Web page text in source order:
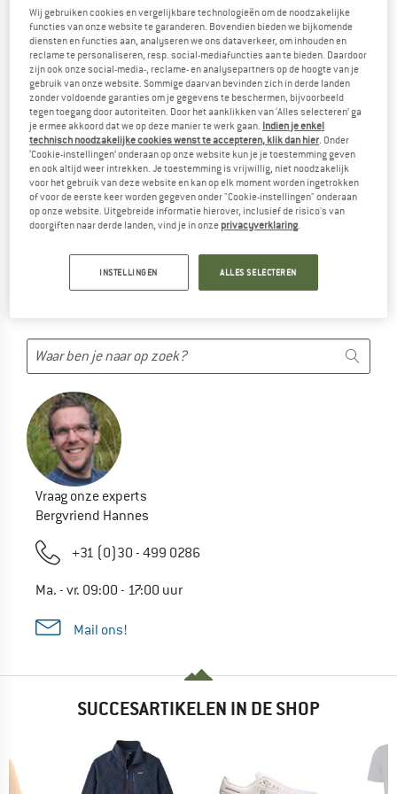
PRODUCTEN VAN PUMA TEC IN HET
ASSORTIMENT...
... maar we kunnen alternatieven aanbieden. Om deze snel te
vinden, kun je een van de volgende mogelijkheden
gebruiken:
Maar we laten je natuurlijk niet in de steek! Gebruik gewoon
een van de volgende mogelijkheden:
TIPS BIJ HET ZOEKEN
Probeer het volgende:
controleer de spelling
andere/algemenere uitdrukking
Vraag onze experts
Bergvriend Hannes
+31 (0)30 - 499 0286
Ma. - vr. 09:00 - 17:00 uur
Mail ons!
SUCCESARTIKELEN IN DE SHOP
Wij gebruiken cookies en vergelijkbare technologieën om de noodzakelijke
functies van onze website te garanderen. Bovendien bieden we bijkomende
diensten en functies aan, analyseren we ons dataverkeer, om inhouden en
reclame te personaliseren, resp. social-mediafuncties aan te bieden. Daardoor
zijn ook onze social-media-, reclame- en analysepartners op de hoogte van je
gebruik van onze website. Sommige daarvan bevinden zich in derde landen
zonder voldoende garanties om je gegevens te beschermen, bijvoorbeeld
tegen toegang door autoriteiten. Door het aanklikken van ‘Alles selecteren’ ga
je ermee akkoord dat we op deze manier te werk gaan. Indien je enkel
technisch noodzakelijke cookies wenst te accepteren, klik dan hier. Onder
‘Cookie-instellingen’ onderaan op onze website kun je je toestemming geven
en ook altijd weer intrekken. Je toestemming is vrijwillig, niet noodzakelijk
voor het gebruik van deze website en kan op elk moment worden ingetrokken
of voor de eerste keer worden gegeven onder "Cookie-instellingen" onderaan
op onze website. Uitgebreide informatie hierover, inclusief de risico's van
doorgiften naar derde landen, vind je in onze privacyverklaring.
INSTELLINGEN ALLES SELECTEREN